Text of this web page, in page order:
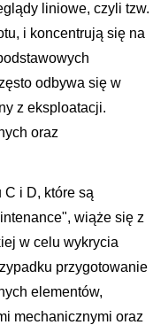
liniowe, czyli tzw.
i koncentrują się na
odbywa się w
z eksploatacji.
oraz
C i D, które są
wiąże się z
w celu wykrycia
przygotowanie
elementów,
mechanicznymi oraz